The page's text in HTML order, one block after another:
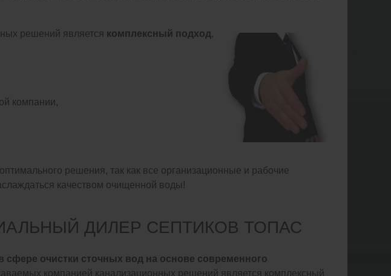
решений является комплексный подход,
компании,
решения, так как все организационные и рабочие
качеством очищенной воды!
ДИЛЕР СЕПТИКОВ ТОПАС
сфере очистки сточных вод на основе современного
компанией канализационных решений является комплексный